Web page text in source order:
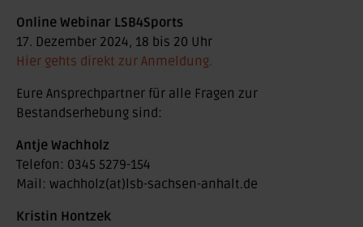
Online Webinar LSB4Sports
17. Dezember 2024, 18 bis 20 Uhr
Hier gehts direkt zur Anmeldung.
Eure Ansprechpartner für alle Fragen zur
Bestandserhebung sind:
Antje Wachholz
Telefon: 0345 5279-154
Mail: wachholz(at)lsb-sachsen-anhalt.de
Kristin Hontzek